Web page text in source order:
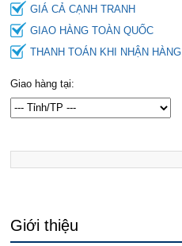
GIÁ CẢ CẠNH TRANH
GIAO HÀNG TOÀN QUỐC
THANH TOÁN KHI NHẬN HÀNG
Giao hàng tại:
Giới thiệu